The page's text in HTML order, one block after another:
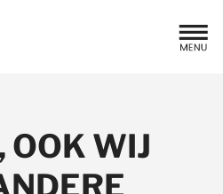
OOK WIJ